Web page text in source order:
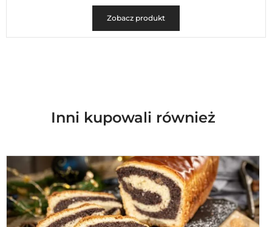
Zobacz produkt
Inni kupowali również